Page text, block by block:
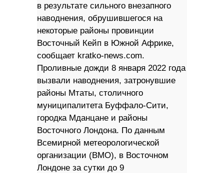
в результате сильного внезапного
наводнения, обрушившегося на
некоторые районы провинции
Восточный Кейп в Южной Африке,
сообщает kratko-news.com.
Проливные дожди 8 января 2022 года
вызвали наводнения, затронувшие
районы Мтаты, столичного
муниципалитета Буффало-Сити,
городка Мданцане и районы
Восточного Лондона. По данным
Всемирной метеорологической
организации (ВМО), в Восточном
Лондоне за сутки до 9